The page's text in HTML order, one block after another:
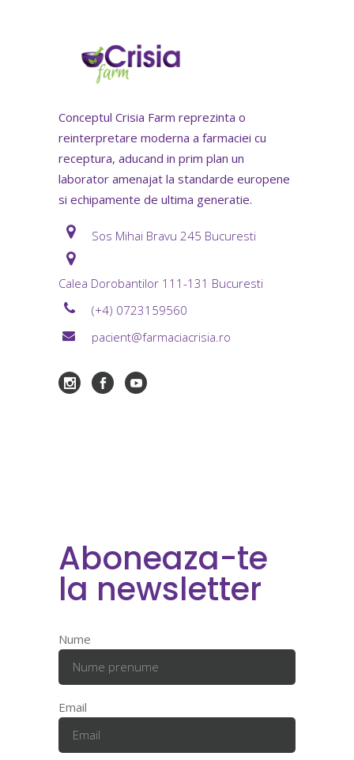
Conceptul Crisia Farm reprezinta o
reinterpretare moderna a farmaciei cu
receptura, aducand in prim plan un
laborator amenajat la standarde europene
si echipamente de ultima generatie.
Sos Mihai Bravu 245 Bucuresti
Calea Dorobantilor 111-131 Bucuresti
(+4) 0723159560
pacient@farmaciacrisia.ro
Aboneaza-te
la newsletter
Nume
Email